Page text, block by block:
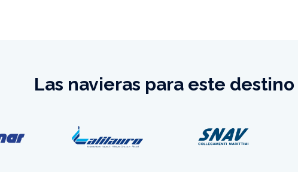
Las navieras para este destino